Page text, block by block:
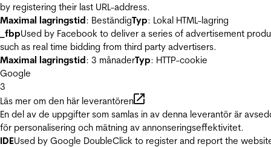
by registering their last URL-address.
Maximal lagringstid: BeständigTyp: Lokal HTML-lagring
_fbpUsed by Facebook to deliver a series of advertisement
such as real time bidding from third party advertisers.
Maximal lagringstid: 3 månaderTyp: HTTP-cookie
Google
3
Läs mer om den här leverantören
En del av de uppgifter som samlas in av denna leverantör är
för personalisering och mätning av annonseringseffektivitet.
IDEUsed by Google DoubleClick to register and report the